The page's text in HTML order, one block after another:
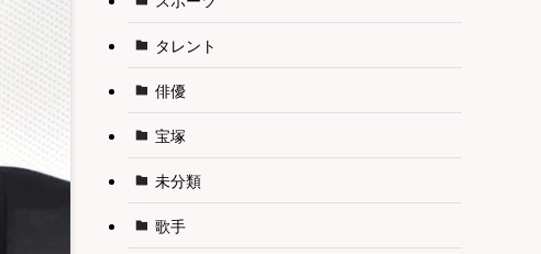
タレント
俳優
宝塚
未分類
歌手